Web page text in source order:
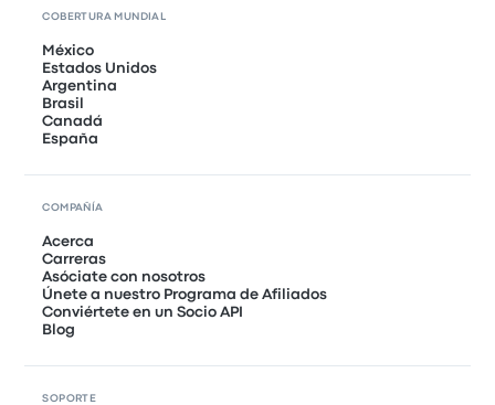
COBERTURA MUNDIAL
México
Estados Unidos
Argentina
Brasil
Canadá
España
COMPAÑÍA
Acerca
Carreras
Asóciate con nosotros
Únete a nuestro Programa de Afiliados
Conviértete en un Socio API
Blog
SOPORTE